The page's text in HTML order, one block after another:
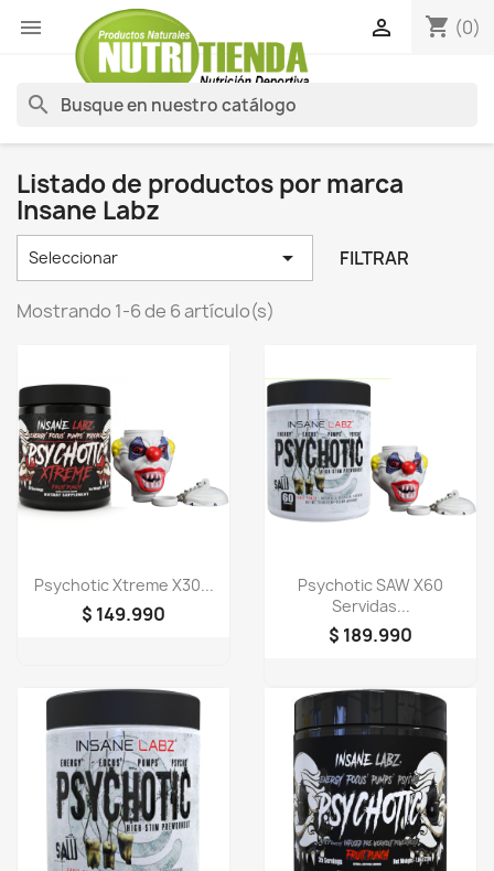
 shopping_cart (0)

search
Listado de productos por marca
Insane Labz
Seleccionar  FILTRAR
Mostrando 1-6 de 6 artículo(s)
Vista rápida
Psychotic Xtreme X30...
$ 149.990
Vista rápida
Psychotic SAW X60
Servidas...
$ 189.990